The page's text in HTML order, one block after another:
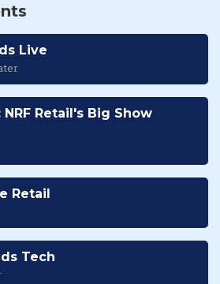
Live
Retail's Big Show
Retail
Tech